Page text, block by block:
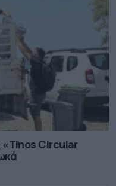
«Tinos Circular